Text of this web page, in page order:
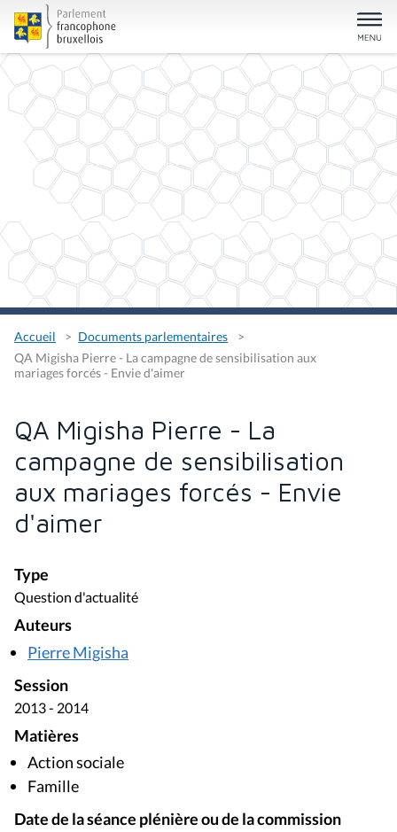
Accueil
Documents parlementaires
QA Migisha Pierre - La campagne de sensibilisation aux
mariages forcés - Envie d'aimer
QA Migisha Pierre - La
campagne de sensibilisation
aux mariages forcés - Envie
d'aimer
Type
Question d'actualité
Auteurs
Pierre Migisha
Session
2013 - 2014
Matières
Action sociale
Famille
Date de la séance plénière ou de la commission